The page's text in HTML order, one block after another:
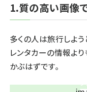
1.質の高い画像
多くの人は旅行しよう
レンタカーの情報よ
かぶはずです。